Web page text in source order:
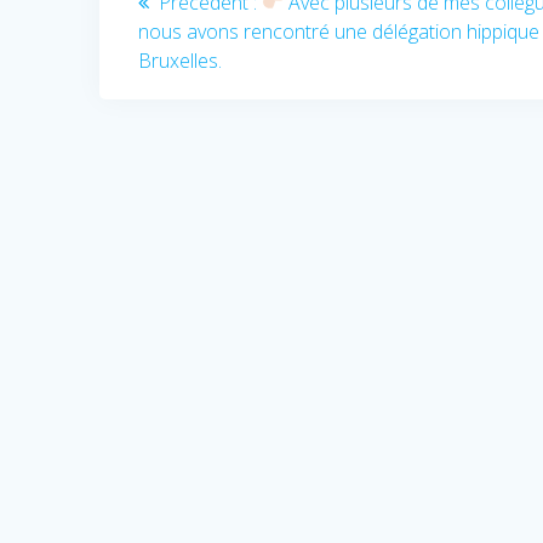
de
précédent
nous avons rencontré une délégation hippique
Bruxelles.